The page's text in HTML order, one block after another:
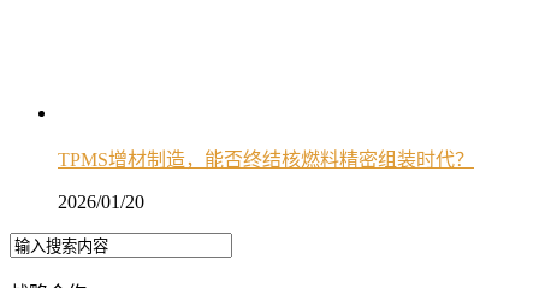
TPMS增材制造，能否终结核燃料精密组装时代？
2026/01/20